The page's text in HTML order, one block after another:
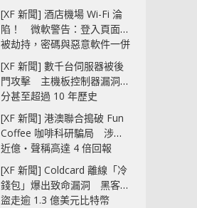
[XF 新聞] 酒店機場 Wi-Fi 淪
陷！ 微軟警告：登入頁面可
被劫持，密碼與惡意軟件一併
中招
[XF 新聞] 數千台伺服器被後
門攻擊 主機板控制器漏洞部
分甚至超過 10 年歷史
[XF 新聞] 港澳聯合搗破 Fun
Coffee 咖啡科研騙局 涉款
近億‧聲稱高達 4 倍回報
[XF 新聞] Coldcard 離線「冷
錢包」爆出致命漏洞 黑客已
盜走逾 1.3 億美元比特幣